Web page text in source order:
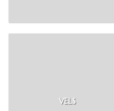
VELS